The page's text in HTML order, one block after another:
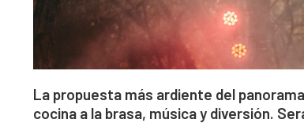
La propuesta más ardiente del
cocina a la brasa, música y diversión.